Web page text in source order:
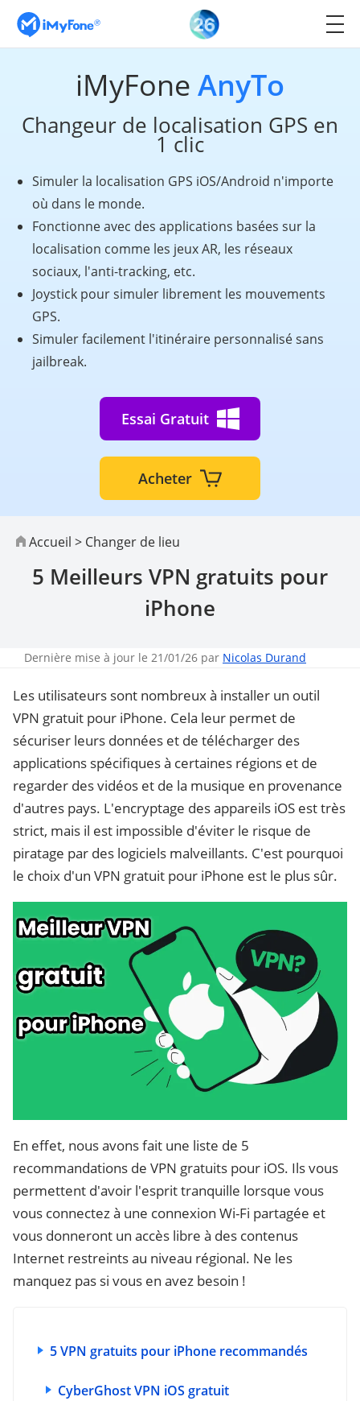
iMyFone AnyTo
Changeur de localisation GPS en
1 clic
Simuler la localisation GPS iOS/Android n'importe
où dans le monde.
Fonctionne avec des applications basées sur la
localisation comme les jeux AR, les réseaux
sociaux, l'anti-tracking, etc.
Joystick pour simuler librement les mouvements
GPS.
Simuler facilement l'itinéraire personnalisé sans
jailbreak.
Essai Gratuit
Acheter
Accueil > Changer de lieu
5 Meilleurs VPN gratuits pour
iPhone
Dernière mise à jour le 21/01/26 par Nicolas Durand
Les utilisateurs sont nombreux à installer un outil
VPN gratuit pour iPhone. Cela leur permet de
sécuriser leurs données et de télécharger des
applications spécifiques à certaines régions et de
regarder des vidéos et de la musique en provenance
d'autres pays. L'encryptage des appareils iOS est très
strict, mais il est impossible d'éviter le risque de
piratage par des logiciels malveillants. C'est pourquoi
le choix d'un VPN gratuit pour iPhone est le plus sûr.
En effet, nous avons fait une liste de 5
recommandations de VPN gratuits pour iOS. Ils vous
permettent d'avoir l'esprit tranquille lorsque vous
vous connectez à une connexion Wi-Fi partagée et
vous donneront un accès libre à des contenus
Internet restreints au niveau régional. Ne les
manquez pas si vous en avez besoin !
5 VPN gratuits pour iPhone recommandés
CyberGhost VPN iOS gratuit